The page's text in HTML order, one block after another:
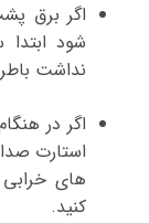
اگر برق
شود ابتدا
نداشت
اگر در
استارت
های
کنید.